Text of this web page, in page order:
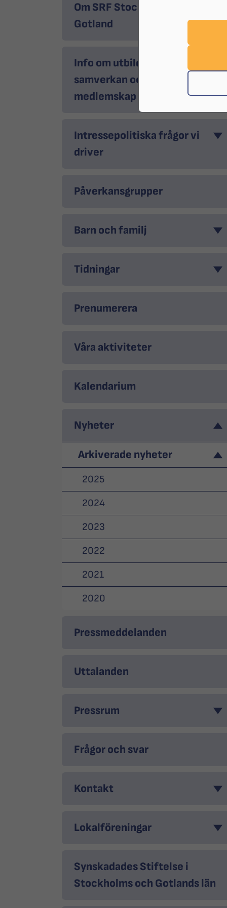
Om SRF Stockholm
Gotland
Info om utbildningar,
samverkan och
medlemskap
Intressepolitiska frågor vi
driver
Påverkansgrupper
Barn och familj
Tidningar
Prenumerera
Våra aktiviteter
Kalendarium
Nyheter
Arkiverade nyheter
2025
2024
2023
2022
2021
2020
Pressmeddelanden
Uttalanden
Pressrum
Frågor och svar
Kontakt
Lokalföreningar
Synskadades Stiftelse i
Stockholms och Gotlands län